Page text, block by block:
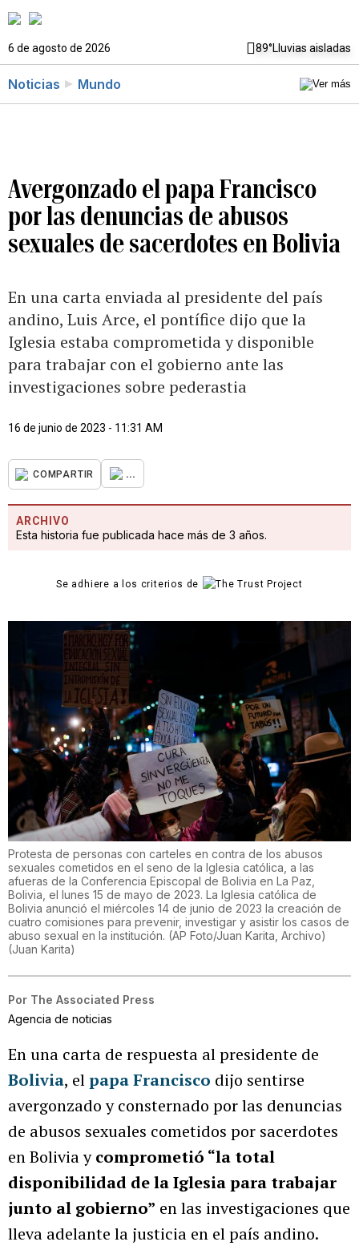
6 de agosto de 2026 89°Lluvias aisladas
Noticias Mundo
Avergonzado el papa Francisco
por las denuncias de abusos
sexuales de sacerdotes en Bolivia
En una carta enviada al presidente del país
andino, Luis Arce, el pontífice dijo que la
Iglesia estaba comprometida y disponible
para trabajar con el gobierno ante las
investigaciones sobre pederastia
16 de junio de 2023 - 11:31 AM
COMPARTIR ...
ARCHIVO
Esta historia fue publicada hace más de 3 años.
Se adhiere a los criterios de
Protesta de personas con carteles en contra de los abusos
sexuales cometidos en el seno de la Iglesia católica, a las
afueras de la Conferencia Episcopal de Bolivia en La Paz,
Bolivia, el lunes 15 de mayo de 2023. La Iglesia católica de
Bolivia anunció el miércoles 14 de junio de 2023 la creación de
cuatro comisiones para prevenir, investigar y asistir los casos de
abuso sexual en la institución. (AP Foto/Juan Karita, Archivo)
(Juan Karita)
Por The Associated Press
Agencia de noticias
En una carta de respuesta al presidente de
Bolivia, elpapa Francisco dijo sentirse
avergonzado y consternado por las denuncias
de abusos sexuales cometidos por sacerdotes
en Bolivia ycomprometió “la total
disponibilidad de la Iglesia para trabajar
junto al gobierno” en las investigaciones que
lleva adelante la justicia en el país andino.